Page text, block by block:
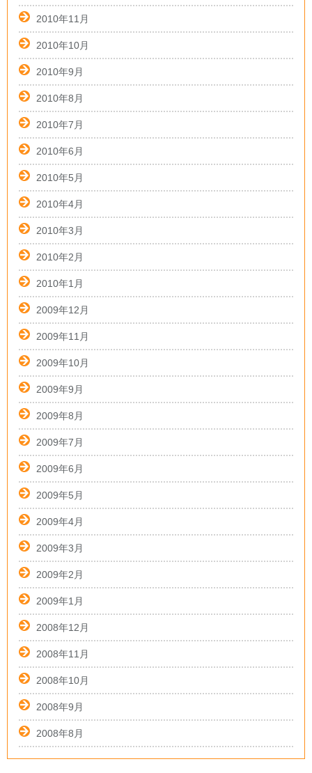
2010年11月
2010年10月
2010年9月
2010年8月
2010年7月
2010年6月
2010年5月
2010年4月
2010年3月
2010年2月
2010年1月
2009年12月
2009年11月
2009年10月
2009年9月
2009年8月
2009年7月
2009年6月
2009年5月
2009年4月
2009年3月
2009年2月
2009年1月
2008年12月
2008年11月
2008年10月
2008年9月
2008年8月